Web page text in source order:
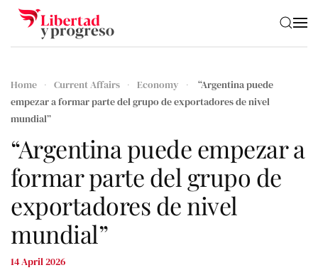
Skip to main content
Home Current Affairs Economy
“Argentina puede
empezar a formar parte del grupo de exportadores de nivel
mundial”
“Argentina puede empezar a
formar parte del grupo de
exportadores de nivel
mundial”
14 April 2026